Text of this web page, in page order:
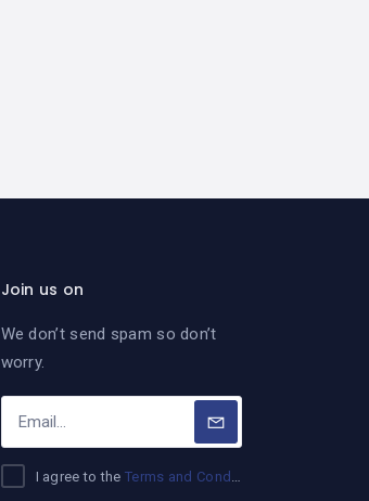
Join us on
We don’t send spam so don’t
worry.
I agree to theTerms and Conditions